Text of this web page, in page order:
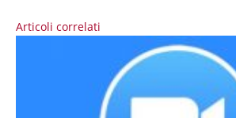
Articoli correlati